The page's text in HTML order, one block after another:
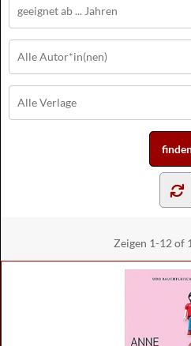
Zeigen 1-12 of